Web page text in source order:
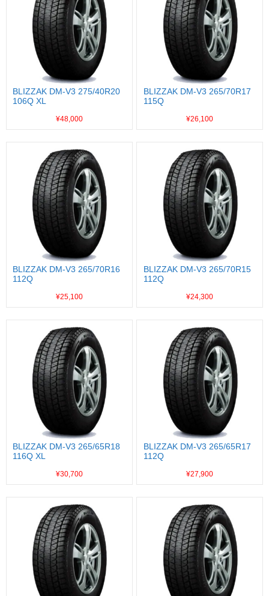
BLIZZAK DM-V3 275/40R20
106Q XL
¥48,000
BLIZZAK DM-V3 265/70R17
115Q
¥26,100
BLIZZAK DM-V3 265/70R16
112Q
¥25,100
BLIZZAK DM-V3 265/70R15
112Q
¥24,300
BLIZZAK DM-V3 265/65R18
116Q XL
¥30,700
BLIZZAK DM-V3 265/65R17
112Q
¥27,900